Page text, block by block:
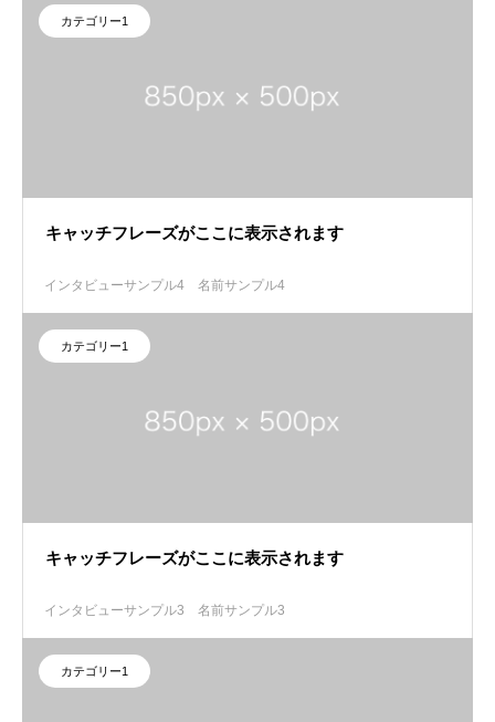
カテゴリー1
キャッチフレーズがここに表示されます
インタビューサンプル4 名前サンプル4
カテゴリー1
キャッチフレーズがここに表示されます
インタビューサンプル3 名前サンプル3
カテゴリー1